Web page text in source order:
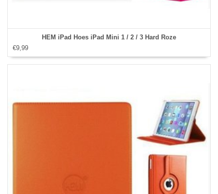
HEM iPad Hoes iPad Mini 1 / 2 / 3 Hard Roze
€9,99